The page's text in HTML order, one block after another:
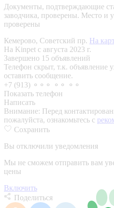
Документы, подтверждающие
заводчика, проверены. Место и
проверены
Кемерово, Советский пр. На
На Kinpet c августа 2023 г.
Завершено 15 объявлений
Телефон скрыт, т.к.
оставить сообщение.
+7 (913) ⚬⚬⚬ ⚬⚬ ⚬⚬
Показать телефон
Написать
Внимание: Перед
пожалуйста, ознакомьтесь с
Сохранить
Вы отключили уведомления
Мы не сможем отправить вам
цены
Включить
Поделиться